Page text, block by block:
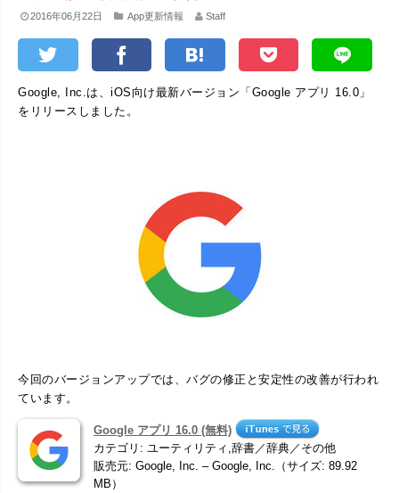
2016年06月22日 App更新情報 Staff
Google, Inc.は、iOS向け最新バージョン「Google アプリ 16.0」
をリリースしました。
今回のバージョンアップでは、バグの修正と安定性の改善が行われ
ています。
Google アプリ 16.0 (無料)
カテゴリ: ユーティリティ,辞書／辞典／その他
販売元: Google, Inc. – Google, Inc.（サイズ: 89.92
MB）